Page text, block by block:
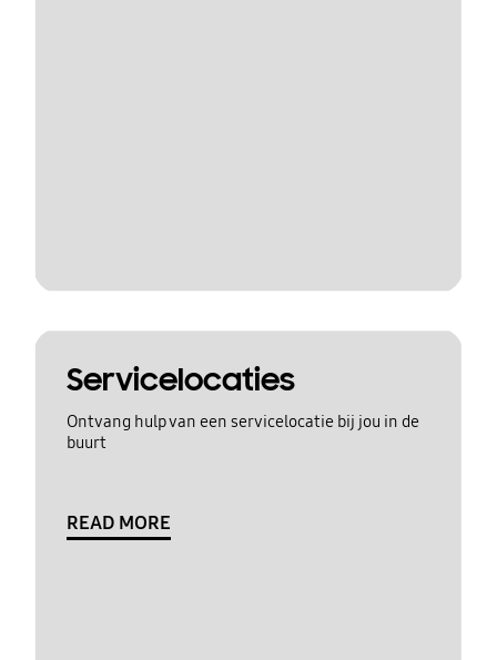
Servicelocaties
Ontvang hulp van een servicelocatie bij jou in de
buurt
READ MORE